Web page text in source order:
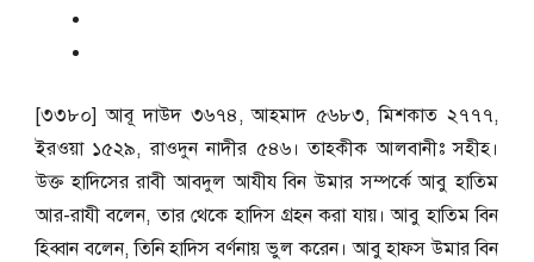
[৩৩৮০] আবূ দাউদ ৩৬৭৪, আহমাদ ৫৬৮৩, মিশকাত ২৭৭৭,
ইরওয়া ১৫২৯, রাওদুন নাদীর ৫৪৬। তাহকীক আলবানীঃ সহীহ।
উক্ত হাদিসের রাবী আবদুল আযীয বিন উমার সম্পর্কে আবু হাতিম
আর-রাযী বলেন, তার থেকে হাদিস গ্রহন করা যায়। আবু হাতিম বিন
হিব্বান বলেন, তিনি হাদিস বর্ণনায় ভুল করেন। আবু হাফস উমার বিন